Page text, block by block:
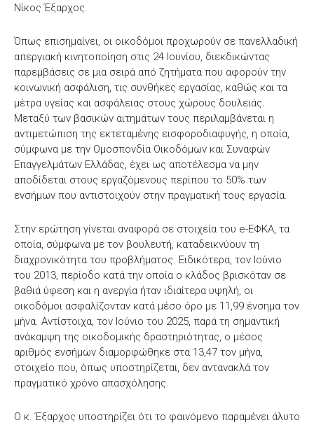
Νίκος Έξαρχος.
Όπως επισημαίνει, οι οικοδόμοι προχωρούν σε πανελλαδική
απεργιακή κινητοποίηση στις 24 Ιουνίου, διεκδικώντας
παρεμβάσεις σε μια σειρά από ζητήματα που αφορούν την
κοινωνική ασφάλιση, τις συνθήκες εργασίας, καθώς και τα
μέτρα υγείας και ασφάλειας στους χώρους δουλειάς.
Μεταξύ των βασικών αιτημάτων τους περιλαμβάνεται η
αντιμετώπιση της εκτεταμένης εισφοροδιαφυγής, η οποία,
σύμφωνα με την Ομοσπονδία Οικοδόμων και Συναφών
Επαγγελμάτων Ελλάδας, έχει ως αποτέλεσμα να μην
αποδίδεται στους εργαζόμενους περίπου το 50% των
ενσήμων που αντιστοιχούν στην πραγματική τους εργασία.
Στην ερώτηση γίνεται αναφορά σε στοιχεία του e-ΕΦΚΑ, τα
οποία, σύμφωνα με τον βουλευτή, καταδεικνύουν τη
διαχρονικότητα του προβλήματος. Ειδικότερα, τον Ιούνιο
του 2013, περίοδο κατά την οποία ο κλάδος βρισκόταν σε
βαθιά ύφεση και η ανεργία ήταν ιδιαίτερα υψηλή, οι
οικοδόμοι ασφαλίζονταν κατά μέσο όρο με 11,99 ένσημα τον
μήνα. Αντίστοιχα, τον Ιούνιο του 2025, παρά τη σημαντική
ανάκαμψη της οικοδομικής δραστηριότητας, ο μέσος
αριθμός ενσήμων διαμορφώθηκε στα 13,47 τον μήνα,
στοιχείο που, όπως υποστηρίζεται, δεν αντανακλά τον
πραγματικό χρόνο απασχόλησης.
Ο κ. Έξαρχος υποστηρίζει ότι το φαινόμενο παραμένει άλυτο